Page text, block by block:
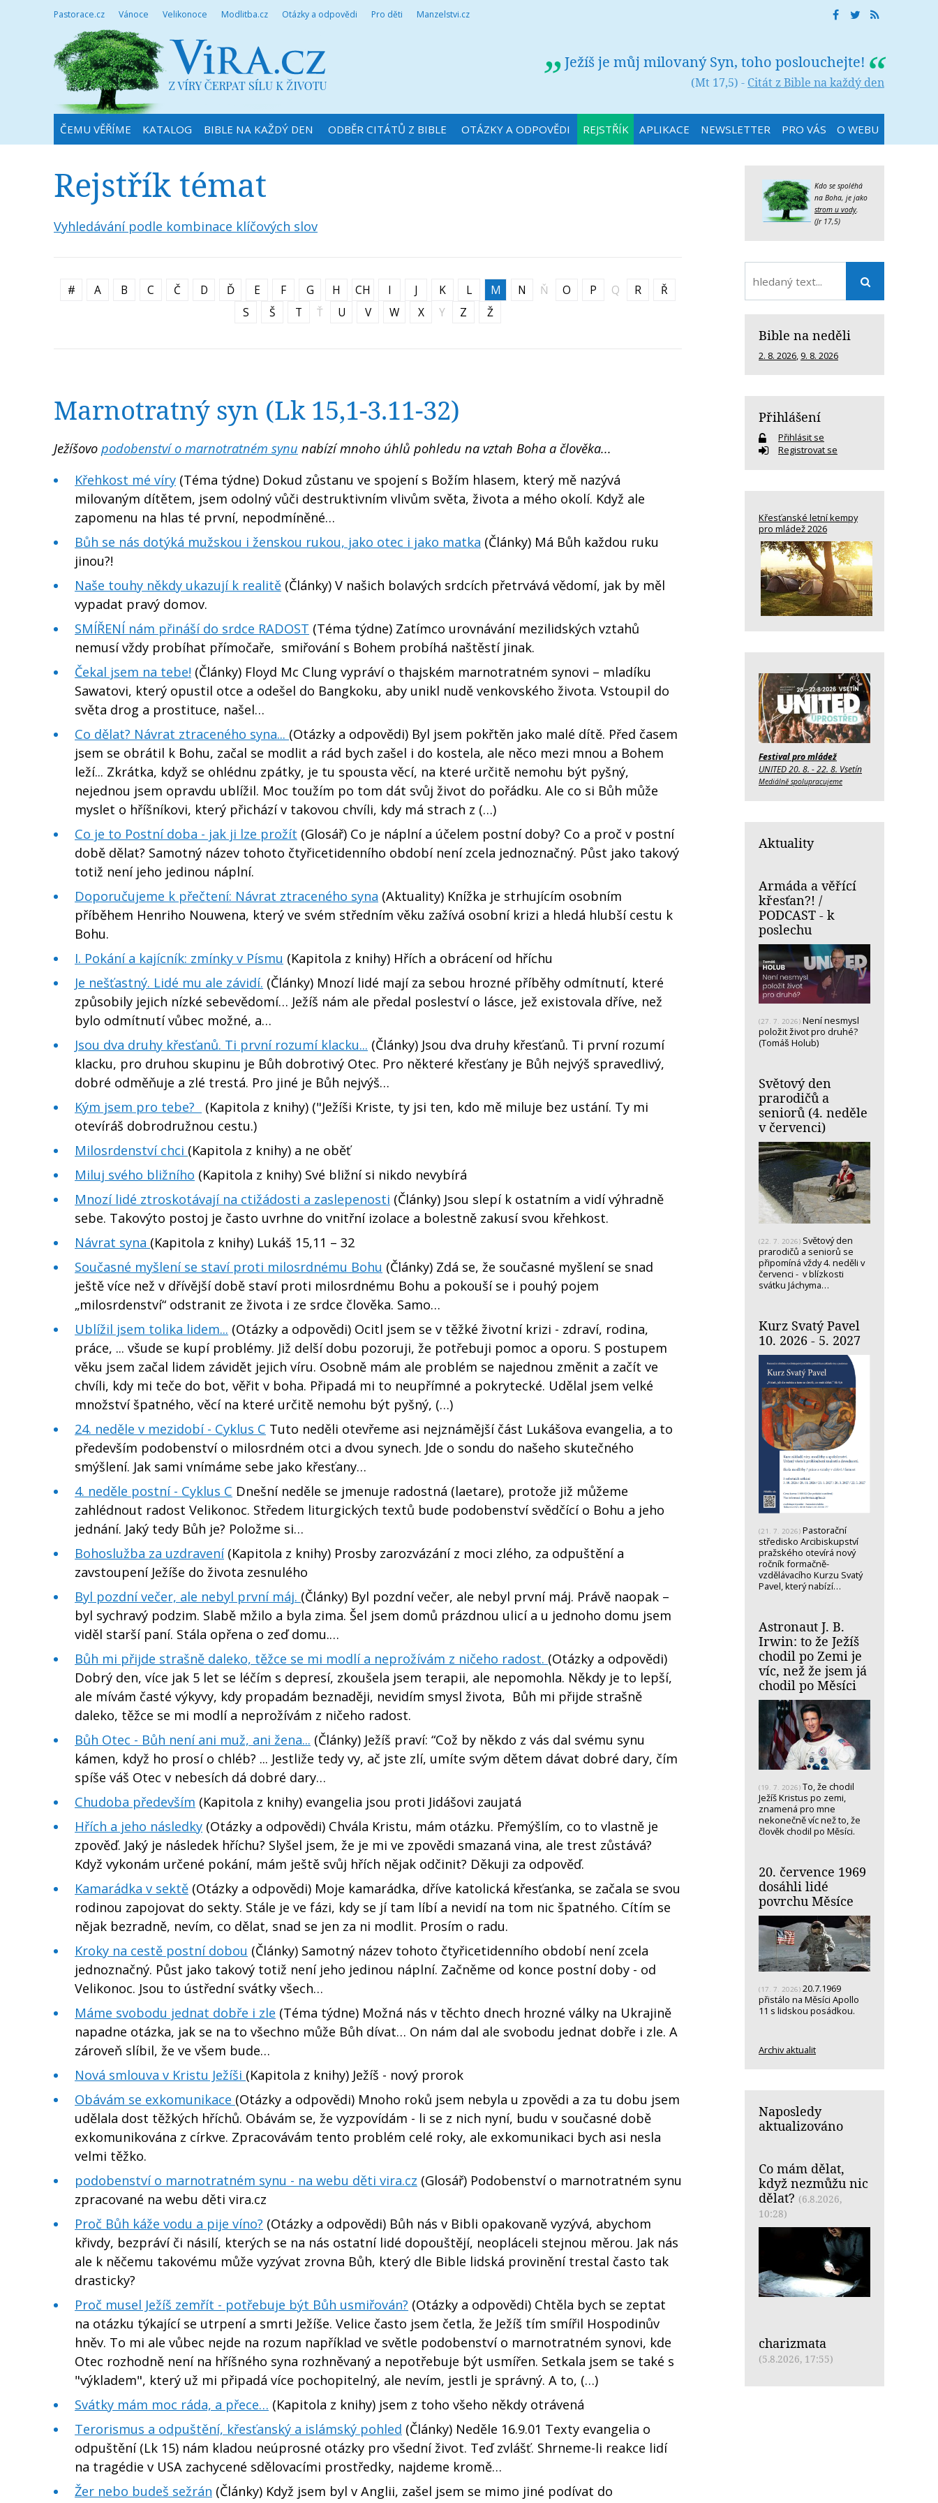
Pastorace.cz Vánoce Velikonoce Modlitba.cz Otázky a odpovědi Pro děti Manzelstvi.cz
Ježíš je můj milovaný Syn, toho poslouchejte!
(Mt 17,5) - Citát z Bible na každý den
ČEMU VĚŘÍME KATALOG BIBLE NA KAŽDÝ DEN ODBĚR CITÁTŮ Z BIBLE OTÁZKY A ODPOVĚDI REJSTŘÍK APLIKACE NEWSLETTER PRO VÁS O WEBU
Rejstřík témat
Vyhledávání podle kombinace klíčových slov
# A B C Č D Ď E F G H CH I J K L M N Ň O P Q R
Ř
S
Š T Ť U V W X Y Z Ž
Marnotratný syn (Lk 15,1-3.11-32)
Ježíšovo podobenství o marnotratném synu nabízí mnoho úhlů pohledu na vztah Boha a člověka...
Křehkost mé víry (Téma týdne) Dokud zůstanu ve spojení s Božím hlasem, který mě nazývá
milovaným dítětem, jsem odolný vůči destruktivním vlivům světa, života a mého okolí. Když ale
zapomenu na hlas té první, nepodmíněné…
Bůh se nás dotýká mužskou i ženskou rukou, jako otec i jako matka (Články) Má Bůh každou ruku
jinou?!
Naše touhy někdy ukazují k realitě (Články) V našich bolavých srdcích přetrvává vědomí, jak by měl
vypadat pravý domov.
SMÍŘENÍ nám přináší do srdce RADOST (Téma týdne) Zatímco urovnávání mezilidských vztahů
nemusí vždy probíhat přímočaře, smiřování s Bohem probíhá naštěstí jinak.
Čekal jsem na tebe! (Články) Floyd Mc Clung vypráví o thajském marnotratném synovi – mladíku
Sawatovi, který opustil otce a odešel do Bangkoku, aby unikl nudě venkovského života. Vstoupil do
světa drog a prostituce, našel…
Co dělat? Návrat ztraceného syna... (Otázky a odpovědi) Byl jsem pokřtěn jako malé dítě. Před časem
jsem se obrátil k Bohu, začal se modlit a rád bych zašel i do kostela, ale něco mezi mnou a Bohem
leží... Zkrátka, když se ohlédnu zpátky, je tu spousta věcí, na které určitě nemohu být pyšný,
nejednou jsem opravdu ublížil. Moc toužím po tom dát svůj život do pořádku. Ale co si Bůh může
myslet o hříšníkovi, který přichází v takovou chvíli, kdy má strach z (…)
Co je to Postní doba - jak ji lze prožít (Glosář) Co je náplní a účelem postní doby? Co a proč v postní
době dělat? Samotný název tohoto čtyřicetidenního období není zcela jednoznačný. Půst jako takový
totiž není jeho jedinou náplní.
Doporučujeme k přečtení: Návrat ztraceného syna (Aktuality) Knížka je strhujícím osobním
příběhem Henriho Nouwena, který ve svém středním věku zažívá osobní krizi a hledá hlubší cestu k
Bohu.
I. Pokání a kajícník: zmínky v Písmu (Kapitola z knihy) Hřích a obrácení od hříchu
Je nešťastný. Lidé mu ale závidí. (Články) Mnozí lidé mají za sebou hrozné příběhy odmítnutí, které
způsobily jejich nízké sebevědomí… Ježíš nám ale předal posleství o lásce, jež existovala dříve, než
bylo odmítnutí vůbec možné, a…
Jsou dva druhy křesťanů. Ti první rozumí klacku... (Články) Jsou dva druhy křesťanů. Ti první rozumí
klacku, pro druhou skupinu je Bůh dobrotivý Otec. Pro některé křesťany je Bůh nejvýš spravedlivý,
dobré odměňuje a zlé trestá. Pro jiné je Bůh nejvýš…
Kým jsem pro tebe?
(Kapitola z knihy) ("Ježíši Kriste, ty jsi ten, kdo mě miluje bez ustání. Ty mi
otevíráš dobrodružnou cestu.)
Milosrdenství chci (Kapitola z knihy) a ne oběť
Miluj svého bližního (Kapitola z knihy) Své bližní si nikdo nevybírá
Mnozí lidé ztroskotávají na ctižádosti a zaslepenosti (Články) Jsou slepí k ostatním a vidí výhradně
sebe. Takovýto postoj je často uvrhne do vnitřní izolace a bolestně zakusí svou křehkost.
Návrat syna (Kapitola z knihy) Lukáš 15,11 – 32
Současné myšlení se staví proti milosrdnému Bohu (Články) Zdá se, že současné myšlení se snad
ještě více než v dřívější době staví proti milosrdnému Bohu a pokouší se i pouhý pojem
„milosrdenství“ odstranit ze života i ze srdce člověka. Samo…
Ublížil jsem tolika lidem... (Otázky a odpovědi) Ocitl jsem se v těžké životní krizi - zdraví, rodina,
práce, ... všude se kupí problémy. Již delší dobu pozoruji, že potřebuji pomoc a oporu. S postupem
věku jsem začal lidem závidět jejich víru. Osobně mám ale problém se najednou změnit a začít ve
chvíli, kdy mi teče do bot, věřit v boha. Připadá mi to neupřímné a pokrytecké. Udělal jsem velké
množství špatného, věcí na které určitě nemohu být pyšný, (…)
24. neděle v mezidobí - Cyklus C Tuto neděli otevřeme asi nejznámější část Lukášova evangelia, a to
především podobenství o milosrdném otci a dvou synech. Jde o sondu do našeho skutečného
smýšlení. Jak sami vnímáme sebe jako křesťany…
4. neděle postní - Cyklus C Dnešní neděle se jmenuje radostná (laetare), protože již můžeme
zahlédnout radost Velikonoc. Středem liturgických textů bude podobenství svědčící o Bohu a jeho
jednání. Jaký tedy Bůh je? Položme si…
Bohoslužba za uzdravení(Kapitola z knihy) Prosby zarozvázání z moci zlého, za odpuštění a
zavstoupení Ježíše do života zesnulého
Byl pozdní večer, ale nebyl první máj. (Články) Byl pozdní večer, ale nebyl první máj. Právě naopak –
byl sychravý podzim. Slabě mžilo a byla zima. Šel jsem domů prázdnou ulicí a u jednoho domu jsem
viděl starší paní. Stála opřena o zeď domu.…
Bůh mi přijde strašně daleko, těžce se mi modlí a neprožívám z ničeho radost. (Otázky a odpovědi)
Dobrý den, více jak 5 let se léčím s depresí, zkoušela jsem terapii, ale nepomohla. Někdy je to lepší,
ale mívám časté výkyvy, kdy propadám beznaději, nevidím smysl života, Bůh mi přijde strašně
daleko, těžce se mi modlí a neprožívám z ničeho radost.
Bůh Otec - Bůh není ani muž, ani žena... (Články) Ježíš praví: “Což by někdo z vás dal svému synu
kámen, když ho prosí o chléb? ... Jestliže tedy vy, ač jste zlí, umíte svým dětem dávat dobré dary, čím
spíše váš Otec v nebesích dá dobré dary…
Chudoba především (Kapitola z knihy) evangelia jsou proti Jidášovi zaujatá
Hřích a jeho následky (Otázky a odpovědi) Chvála Kristu, mám otázku. Přemýšlím, co to vlastně je
zpověď. Jaký je následek hříchu? Slyšel jsem, že je mi ve zpovědi smazaná vina, ale trest zůstává?
Když vykonám určené pokání, mám ještě svůj hřích nějak odčinit? Děkuji za odpověď.
Kamarádka v sektě (Otázky a odpovědi) Moje kamarádka, dříve katolická křesťanka, se začala se svou
rodinou zapojovat do sekty. Stále je ve fázi, kdy se jí tam líbí a nevidí na tom nic špatného. Cítím se
nějak bezradně, nevím, co dělat, snad se jen za ni modlit. Prosím o radu.
Kroky na cestě postní dobou (Články) Samotný název tohoto čtyřicetidenního období není zcela
jednoznačný. Půst jako takový totiž není jeho jedinou náplní. Začněme od konce postní doby - od
Velikonoc. Jsou to ústřední svátky všech…
Máme svobodu jednat dobře i zle (Téma týdne) Možná nás v těchto dnech hrozné války na Ukrajině
napadne otázka, jak se na to všechno může Bůh dívat… On nám dal ale svobodu jednat dobře i zle. A
zároveň slíbil, že ve všem bude…
Nová smlouva v Kristu Ježíši (Kapitola z knihy) Ježíš - nový prorok
Obávám se exkomunikace (Otázky a odpovědi) Mnoho roků jsem nebyla u zpovědi a za tu dobu jsem
udělala dost těžkých hříchů. Obávám se, že vyzpovídám - li se z nich nyní, budu v současné době
exkomunikována z církve. Zpracovávám tento problém celé roky, ale exkomunikaci bych asi nesla
velmi těžko.
podobenství o marnotratném synu - na webu děti vira.cz (Glosář) Podobenství o marnotratném synu
zpracované na webu děti vira.cz
Proč Bůh káže vodu a pije víno? (Otázky a odpovědi) Bůh nás v Bibli opakovaně vyzývá, abychom
křivdy, bezpráví či násilí, kterých se na nás ostatní lidé dopouštějí, neopláceli stejnou měrou. Jak nás
ale k něčemu takovému může vyzývat zrovna Bůh, který dle Bible lidská provinění trestal často tak
drasticky?
Proč musel Ježíš zemřít - potřebuje být Bůh usmiřován? (Otázky a odpovědi) Chtěla bych se zeptat
na otázku týkající se utrpení a smrti Ježíše. Velice často jsem četla, že Ježíš tím smířil Hospodinův
hněv. To mi ale vůbec nejde na rozum například ve světle podobenství o marnotratném synovi, kde
Otec rozhodně není na hříšného syna rozhněvaný a nepotřebuje být usmířen. Setkala jsem se také s
"výkladem", který už mi připadá více pochopitelný, ale nevím, jestli je správný. A to, (…)
Svátky mám moc ráda, a přece… (Kapitola z knihy) jsem z toho všeho někdy otrávená
Terorismus a odpuštění, křesťanský a islámský pohled (Články) Neděle 16.9.01 Texty evangelia o
odpuštění (Lk 15) nám kladou neúprosné otázky pro všední život. Teď zvlášť. Shrneme-li reakce lidí
na tragédie v USA zachycené sdělovacími prostředky, najdeme kromě…
Žer nebo budeš sežrán (Články) Když jsem byl v Anglii, zašel jsem se mimo jiné podívat do
Kdo se spoléhá
na Boha, je jako
strom u vody.
(Jr 17,5)
Bible na neděli
2. 8. 2026, 9. 8. 2026
Přihlášení
Přihlásit se
Registrovat se
Křesťanské letní kempy
pro mládež 2026
Festival pro mládež
UNITED 20. 8. - 22. 8. Vsetín
Mediálně spolupracujeme
Aktuality
Armáda a věřící
křesťan?! /
PODCAST - k
poslechu
(27. 7. 2026) Není nesmysl
položit život pro druhé?
(Tomáš Holub)
Světový den
prarodičů a
seniorů (4. neděle
v červenci)
(22. 7. 2026) Světový den
prarodičů a seniorů se
připomíná vždy 4. neděli v
červenci - v blízkosti
svátku Jáchyma…
Kurz Svatý Pavel
10. 2026 - 5. 2027
(21. 7. 2026) Pastorační
středisko Arcibiskupství
pražského otevírá nový
ročník formačně-
vzdělávacího Kurzu Svatý
Pavel, který nabízí…
Astronaut J. B.
Irwin: to že Ježíš
chodil po Zemi je
víc, než že jsem já
chodil po Měsíci
(19. 7. 2026) To, že chodil
Ježíš Kristus po zemi,
znamená pro mne
nekonečně víc než to, že
člověk chodil po Měsíci.
20. července 1969
dosáhli lidé
povrchu Měsíce
(17. 7. 2026) 20.7.1969
přistálo na Měsíci Apollo
11 s lidskou posádkou.
Archiv aktualit
Naposledy
aktualizováno
Co mám dělat,
když nezmůžu nic
dělat? (6.8.2026,
10:28)
charizmata
(5.8.2026, 17:55)